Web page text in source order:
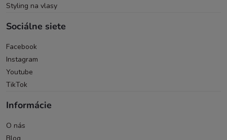
Styling na vlasy
Sociálne siete
Facebook
Instagram
Youtube
TikTok
Informácie
O nás